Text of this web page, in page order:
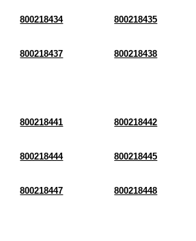
800218434 800218435
800218437 800218438
800218441 800218442
800218444 800218445
800218447 800218448